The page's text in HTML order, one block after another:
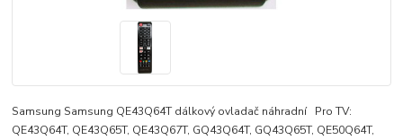
Samsung Samsung QE43Q64T dálkový ovladač náhradní Pro TV:
QE43Q64T, QE43Q65T, QE43Q67T, GQ43Q64T, GQ43Q65T, QE50Q64T,